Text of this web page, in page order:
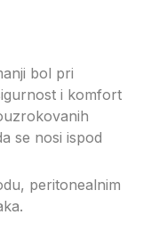
bol pri
i komfort
se nosi ispod
peritonealnim